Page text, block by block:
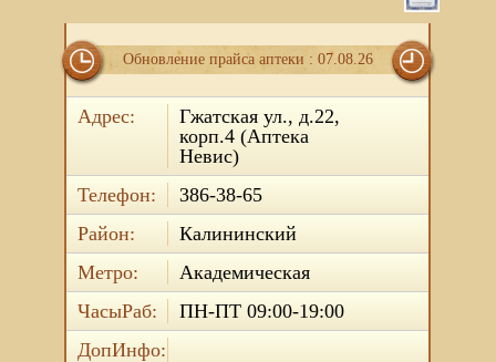
Обновление прайса аптеки : 07.08.26
Адрес:
Гжатская ул., д.22,
корп.4 (Аптека
Невис)
Телефон:
386-38-65
Район:
Калининский
Метро:
Академическая
ЧасыРаб:
ПН-ПТ 09:00-19:00
ДопИнфо: